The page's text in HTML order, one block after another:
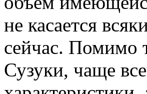
не касается
сейчас. Помимо
Сузуки, чаще